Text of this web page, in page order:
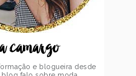
camargo
e blogueira desde